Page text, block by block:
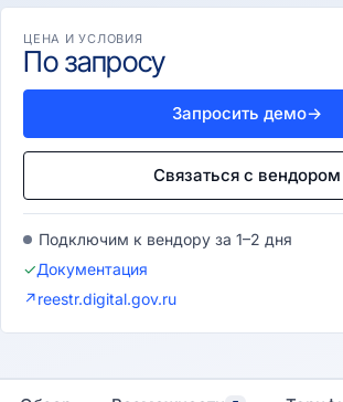
ЦЕНА И УСЛОВИЯ
По запросу
Запросить демо→
Связаться с вендором
Подключим к вендору за 1–2 дня
✓Документация
↗reestr.digital.gov.ru